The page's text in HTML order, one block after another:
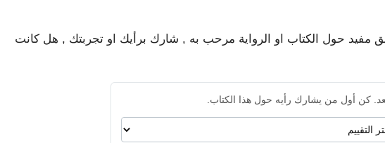
مفيد حول الكتاب او الرواية مرحب به , شارك برأيك او تجربتك , هل كانت
كن أول من يشارك رأيه حول هذا الكتاب.